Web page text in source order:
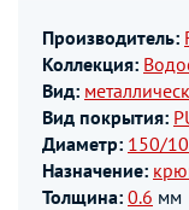
Производитель:
Коллекция:
Вид:
Вид покрытия:
Диаметр: 150/
Назначение:
Толщина: 0.6 мм